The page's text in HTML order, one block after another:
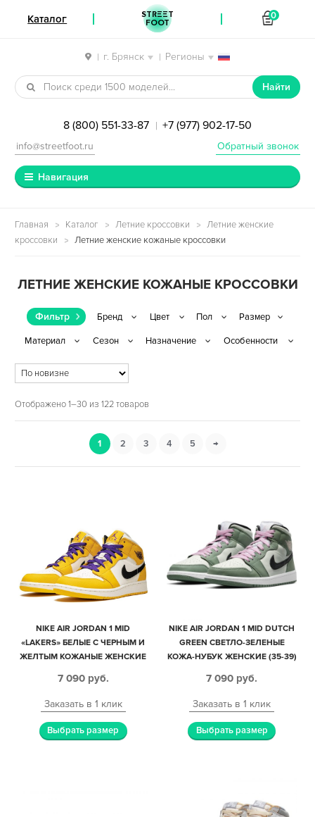
| г. Брянск | Регионы
Перейти к навигации
Перейти к содержимому
Найти
8 (800) 551-33-87 | +7 (977) 902-17-50
Обратный звонок
info@streetfoot.ru
Навигация
Главная Каталог Летние кроссовки
Летние женские
кроссовки
Летние женские кожаные кроссовки
ЛЕТНИЕ ЖЕНСКИЕ КОЖАНЫЕ КРОССОВКИ
Фильтр
Отображено 1–30 из 122 товаров
1 2 3 4 5 →
NIKE AIR JORDAN 1 MID
«LAKERS» БЕЛЫЕ С ЧЕРНЫМ И
ЖЕЛТЫМ КОЖАНЫЕ ЖЕНСКИЕ
7 090 руб.
Заказать в 1 клик
Выбрать размер
NIKE AIR JORDAN 1 MID DUTCH
GREEN СВЕТЛО-ЗЕЛЕНЫЕ
КОЖА-НУБУК ЖЕНСКИЕ (35-39)
7 090 руб.
Заказать в 1 клик
Выбрать размер
Каталог STREET
FOOT
0